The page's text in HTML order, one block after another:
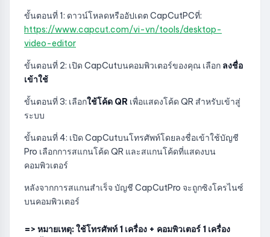
ขั้นตอนที่ 1: ดาวน์โหลดหรืออัปเดต CapCutPCที่:
https://www.capcut.com/vi-vn/tools/desktop-
video-editor
ขั้นตอนที่ 2: เปิด CapCutบนคอมพิวเตอร์ของคุณ เลือก ลงชื่อ
เข้าใช้
ขั้นตอนที่ 3: เลือกใช้โค้ด QR เพื่อแสดงโค้ด QR สำหรับเข้าสู่
ระบบ
ขั้นตอนที่ 4: เปิด CapCutบนโทรศัพท์โดยลงชื่อเข้าใช้บัญชี
Pro เลือกการสแกนโค้ด QR และสแกนโค้ดที่แสดงบน
คอมพิวเตอร์
หลังจากการสแกนสำเร็จ บัญชี CapCutPro จะถูกซิงโครไนซ์
บนคอมพิวเตอร์
=> หมายเหตุ: ใช้โทรศัพท์ 1 เครื่อง + คอมพิวเตอร์ 1 เครื่อง